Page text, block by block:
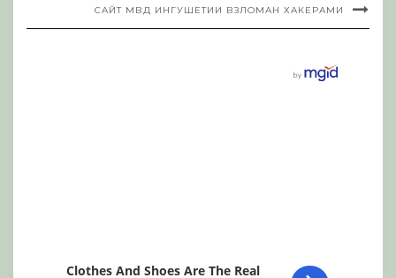
САЙТ МВД ИНГУШЕТИИ ВЗЛОМАН ХАКЕРАМИ